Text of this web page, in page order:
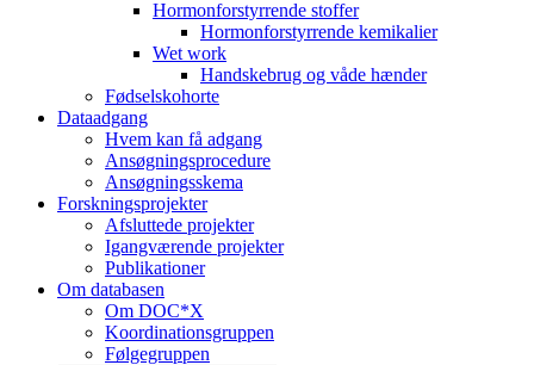
Hormonforstyrrende stoffer
Hormonforstyrrende kemikalier
Wet work
Handskebrug og våde hænder
Fødselskohorte
Dataadgang
Hvem kan få adgang
Ansøgningsprocedure
Ansøgningsskema
Forskningsprojekter
Afsluttede projekter
Igangværende projekter
Publikationer
Om databasen
Om DOC*X
Koordinationsgruppen
Følgegruppen